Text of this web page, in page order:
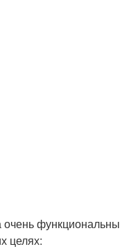
функциональны
целях: